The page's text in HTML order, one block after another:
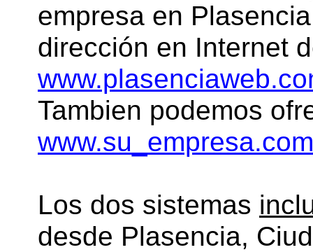
empresa en
dirección en Internet
Tambien podemos
www.su_empresa.com
Los dos sistemas
desde Plasencia,